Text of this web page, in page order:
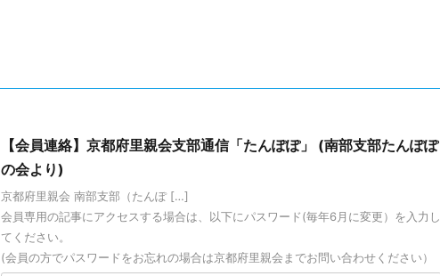
【会員連絡】京都府里親会支部通信「たんぽぽ」 (南部支部たんぽぽ
の会より)
京都府里親会 南部支部（たんぽ […]
会員専用の記事にアクセスする場合は、以下にパスワード(毎年6月に変更）を入力し
てください。
(会員の方でパスワードをお忘れの場合は京都府里親会までお問い合わせください）